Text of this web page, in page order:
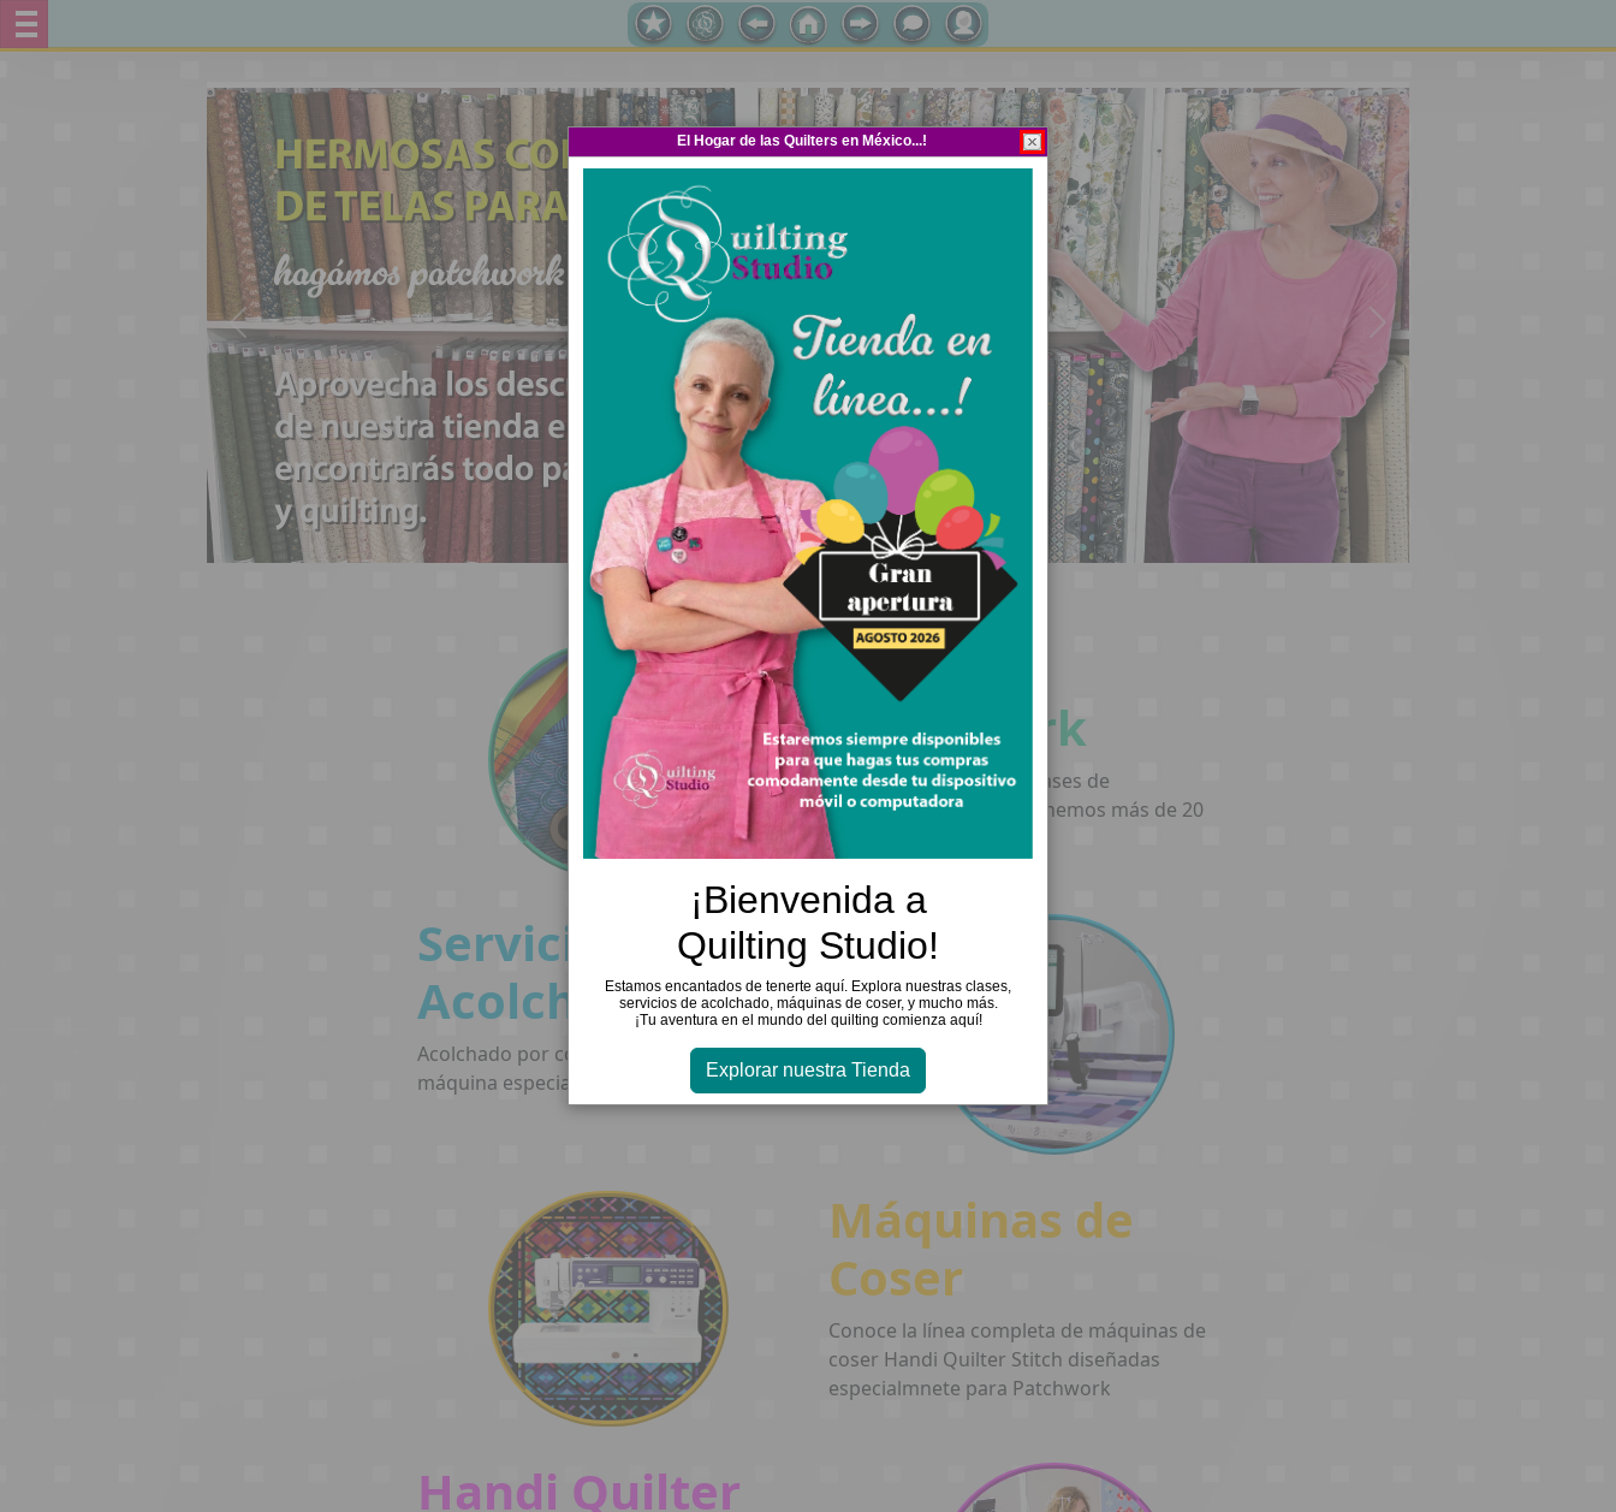
Anterior Siguiente
Clases de
Patchwork
Participa en nuestras clases de
patchwork y quilting, tenemos más de 20
años de experiencia.
Servicio de
Acolchado
Acolchado por computadora y manos libres con
máquina especializada Handi Quilter
Máquinas de
Coser
Conoce la línea completa de máquinas de
coser Handi Quilter Stitch diseñadas
especialmnete para Patchwork
Handi Quilter
El Hogar de las Quilters en México...!
¡Bienvenida a
Quilting Studio!
Estamos encantados de tenerte aquí. Explora nuestras clases,
servicios de acolchado, máquinas de coser, y mucho más.
¡Tu aventura en el mundo del quilting comienza aquí!
Explorar nuestra Tienda